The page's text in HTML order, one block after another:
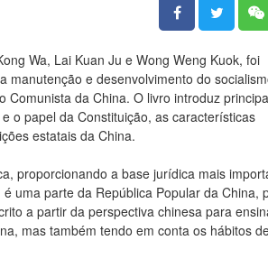
Wa, Lai Kuan Ju e Wong Weng Kuok, foi
e desenvolvimento do
Comunista da China. O livro introduz
o papel da Constituição, as características
estatais da China.
proporcionando a base jurídica mais
uma parte da República Popular da China,
a partir da perspectiva chinesa para
mas também tendo em conta os hábitos